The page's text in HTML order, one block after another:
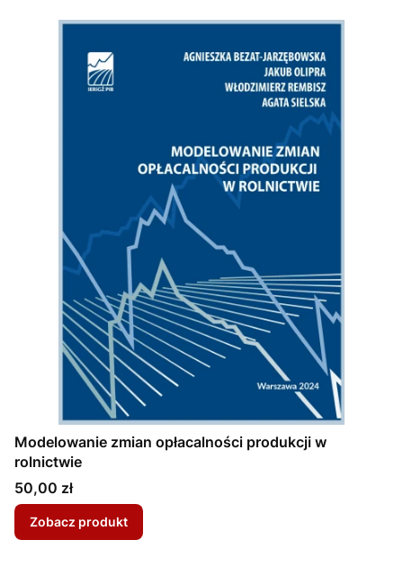
Modelowanie zmian opłacalności produkcji w
rolnictwie
Cena
50,00 zł
Zobacz produkt